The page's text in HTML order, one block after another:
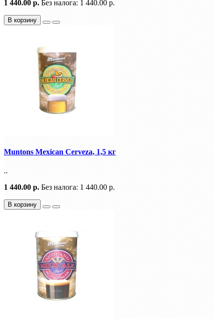
1 440.00 р. Без налога: 1 440.00 р.
В корзину
Muntons Mexican Cerveza, 1,5 кг
..
1 440.00 р. Без налога: 1 440.00 р.
В корзину